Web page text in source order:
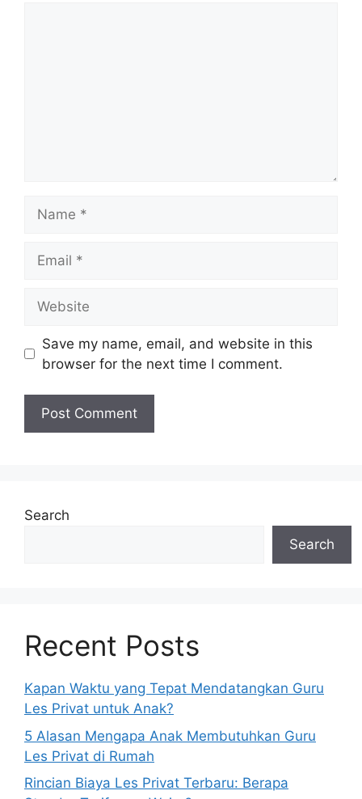
Save my name, email, and website in this
browser for the next time I comment.
Search
Search
Recent Posts
Kapan Waktu yang Tepat Mendatangkan Guru
Les Privat untuk Anak?
5 Alasan Mengapa Anak Membutuhkan Guru
Les Privat di Rumah
Rincian Biaya Les Privat Terbaru: Berapa